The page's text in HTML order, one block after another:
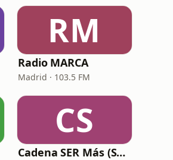
RM
Radio MARCA
Madrid · 103.5 FM
CS
Cadena SER Más (SER+ Sevilla)